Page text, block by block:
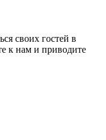
своих гостей в
к нам и приводите